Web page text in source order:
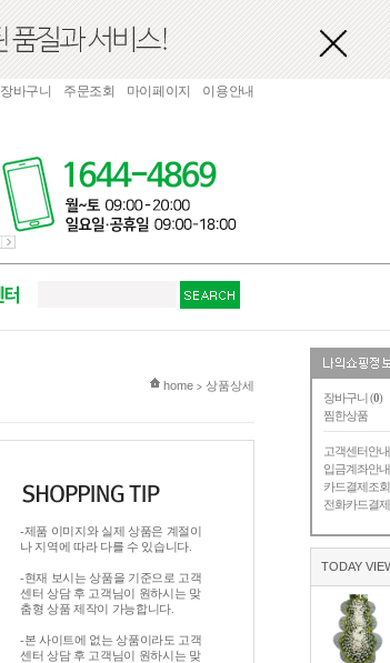
장바구니 (0)
찜한상품
고객센터안내
입금계좌안내
카드결제조회
전화카드결제
TODAY
장바구니 주문조회 마이페이지 이용안내
현재 위치
home > 상품상세
-제품 이미지와 실제 상품은 계절이
나 지역에 따라 다를 수 있습니다.
-현재 보시는 상품을 기준으로 고객
센터 상담 후 고객님이 원하시는 맞
춤형 상품 제작이 가능합니다.
-본 사이트에 없는 상품이라도 고객
센터 상담 후 고객님이 원하시는 맞